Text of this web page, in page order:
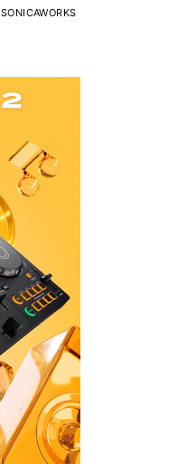
SONICAWORKS